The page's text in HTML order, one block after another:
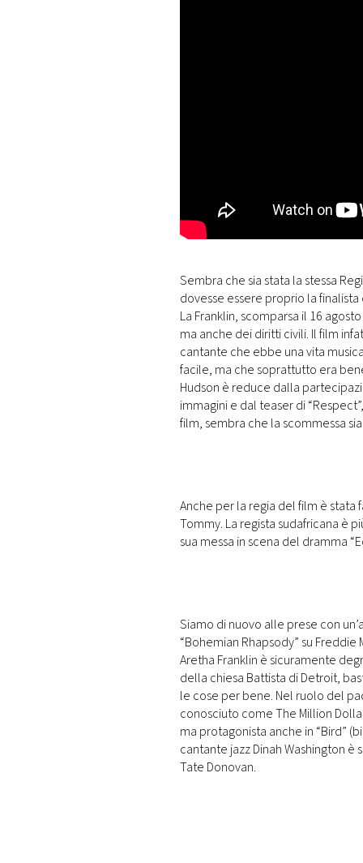
Sembra che sia stata la stessa
dovesse essere proprio la
La Franklin, scomparsa il 16
ma anche dei diritti civili. Il film
cantante che ebbe una vita
facile, ma che soprattutto era
Hudson è reduce dalla
immagini e dal teaser di
film, sembra che la scommessa
Anche per la regia del film è stata
Tommy. La regista sudafricana è
sua messa in scena del dramma
Siamo di nuovo alle prese con
“Bohemian Rhapsody” su Freddie
Aretha Franklin è sicuramente
della chiesa Battista di Detroit,
le cose per bene. Nel ruolo del
conosciuto come The Million
ma protagonista anche in “Bird”
cantante jazz Dinah Washington è
Tate Donovan.